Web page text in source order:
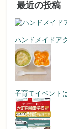
最近の投稿
ハンドメイドア
子育てイベント